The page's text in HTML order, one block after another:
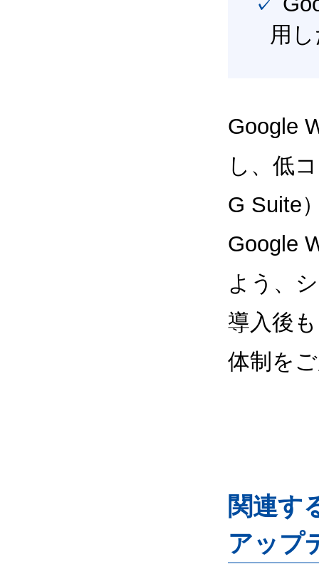
用
Google
し、低
G Suite
Google
よう、
導入後
体制を
関連す
アップ